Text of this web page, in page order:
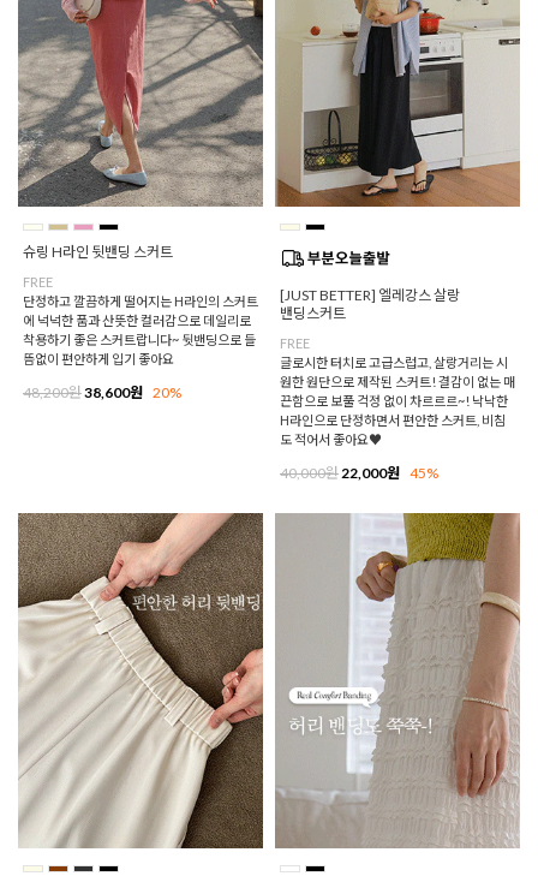
슈링 H라인 뒷밴딩 스커트
FREE
단정하고 깔끔하게 떨어지는 H라인의 스커트
에 넉넉한 품과 산뜻한 컬러감으로 데일리로
착용하기 좋은 스커트랍니다~ 뒷밴딩으로 들
뜸없이 편안하게 입기 좋아요
48,200원38,600원 20%
[JUST BETTER] 엘레강스 살랑
밴딩스커트
FREE
글로시한 터치로 고급스럽고, 살랑거리는 시
원한 원단으로 제작된 스커트! 결감이 없는 매
끈함으로 보풀 걱정 없이 차르르르~! 낙낙한
H라인으로 단정하면서 편안한 스커트, 비침
도 적어서 좋아요♥
40,000원22,000원 45%